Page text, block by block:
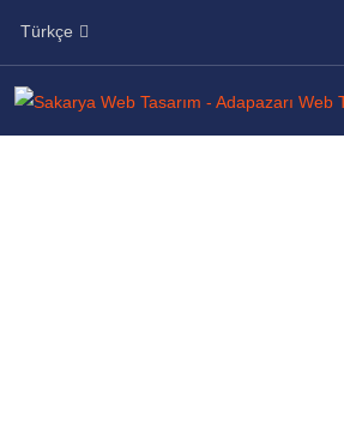
Türkçe